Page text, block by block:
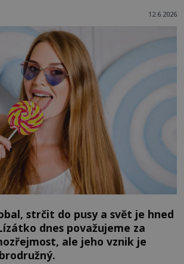
12.6.2026
strčit do pusy a svět je hned
dnes považujeme za
ale jeho vznik je